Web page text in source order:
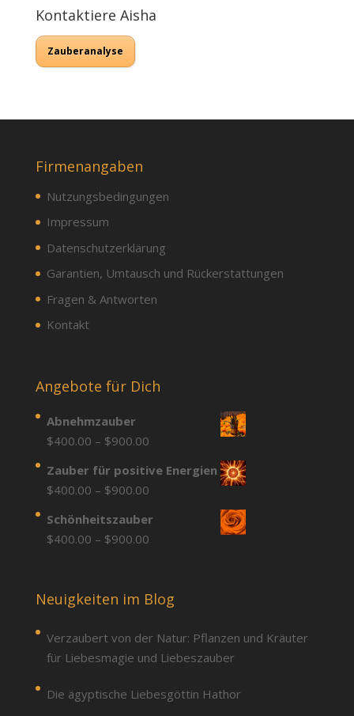
Kontaktiere Aisha
Zauberanalyse
Firmenangaben
Nutzungsbedingungen
Impressum
Datenschutzerklärung
Garantien, Umtausch und Rückerstattungen
Fragen & Antworten
Kontakt
Angebote für Dich
Abnehmzauber
$400.00 – $900.00Price
$400.00
$900.00
Zauber für positive Energien
$400.00 – $900.00Price
$400.00
Schönheitszauber
$400.00 – $900.00Price
through
Neuigkeiten im Blog
Verzaubert von der Natur: Pflanzen und Kräuter
für Liebesmagie und Liebeszauber
Die ägyptische Liebesgöttin Hathor